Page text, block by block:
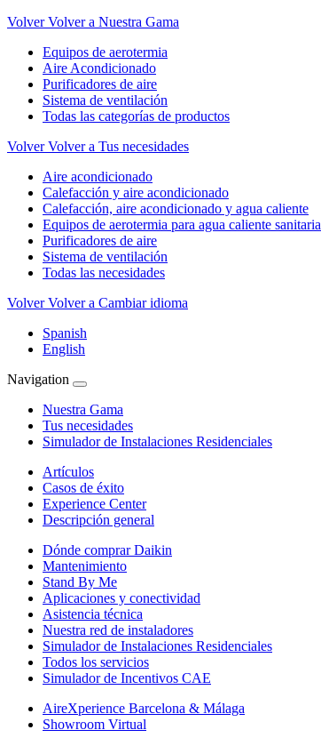
Volver Volver a Nuestra Gama
Equipos de aerotermia
Aire Acondicionado
Purificadores de aire
Sistema de ventilación
Todas las categorías de productos
Volver Volver a Tus necesidades
Aire acondicionado
Calefacción y aire acondicionado
Calefacción, aire acondicionado y agua caliente
Equipos de aerotermia para agua caliente sanitaria
Purificadores de aire
Sistema de ventilación
Todas las necesidades
Volver Volver a Cambiar idioma
Spanish
English
Navigation
Nuestra Gama
Tus necesidades
Simulador de Instalaciones Residenciales
Artículos
Casos de éxito
Experience Center
Descripción general
Dónde comprar Daikin
Mantenimiento
Stand By Me
Aplicaciones y conectividad
Asistencia técnica
Nuestra red de instaladores
Simulador de Instalaciones Residenciales
Todos los servicios
Simulador de Incentivos CAE
AireXperience Barcelona & Málaga
Showroom Virtual